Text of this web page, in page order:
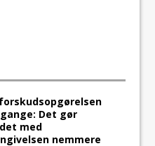
Det gør
med
nemmere